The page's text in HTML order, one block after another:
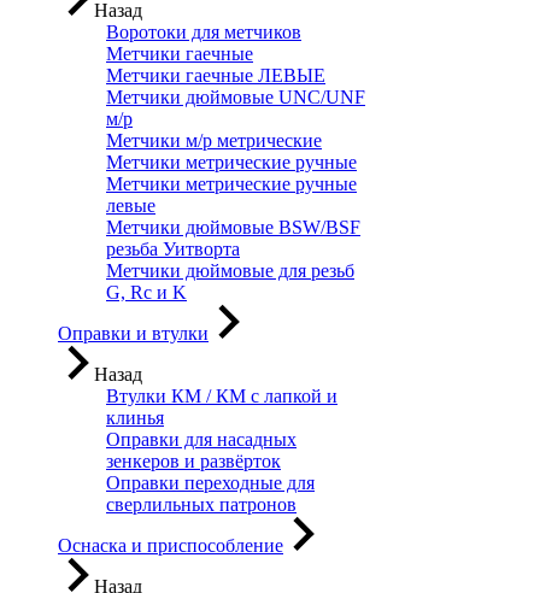
Назад
Воротоки для метчиков
Метчики гаечные
Метчики гаечные ЛЕВЫЕ
Метчики дюймовые UNC/UNF
м/р
Метчики м/р метрические
Метчики метрические ручные
Метчики метрические ручные
левые
Метчики дюймовые BSW/BSF
резьба Уитворта
Метчики дюймовые для резьб
G, Rc и K
Оправки и втулки
Назад
Втулки КМ / КМ с лапкой и
клинья
Оправки для насадных
зенкеров и развёрток
Оправки переходные для
сверлильных патронов
Оснаска и приспособление
Назад